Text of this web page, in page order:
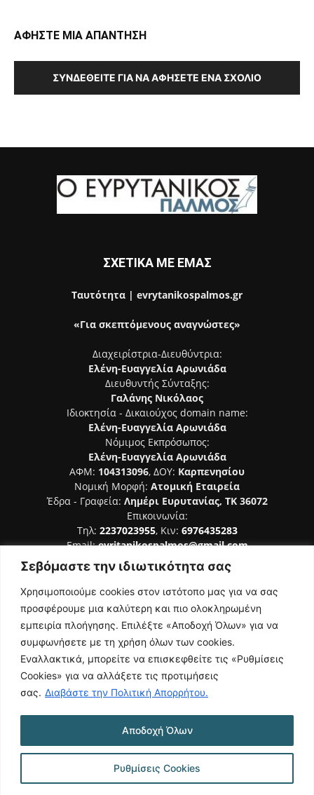
Σεβόμαστε την ιδιωτικότητα σας
Χρησιμοποιούμε cookies στον ιστότοπο μας για να σας
προσφέρουμε μια καλύτερη και πιο ολοκληρωμένη
εμπειρία πλοήγησης. Επιλέξτε «Αποδοχή Όλων» για να
συμφωνήσετε με τη χρήση όλων των cookies.
Εναλλακτικά, μπορείτε να επισκεφθείτε τις «Ρυθμίσεις
Cookies» για να αλλάξετε τις προτιμήσεις
σας. Διαβάστε την Πολιτική Απορρήτου.
Ρυθμίσεις Cookies
Αποδοχή Όλων
ΑΦΗΣΤΕ ΜΙΑ ΑΠΑΝΤΗΣΗ
ΣΥΝΔΕΘΕΊΤΕ ΓΙΑ ΝΑ ΑΦΉΣΕΤΕ ΈΝΑ ΣΧΌΛΙΟ
ΣΧΕΤΙΚΑ ΜΕ ΕΜΑΣ
Ταυτότητα | evrytanikospalmos.gr
«Για σκεπτόμενους αναγνώστες»
Διαχειρίστρια-Διευθύντρια:
Ελένη-Ευαγγελία Αρωνιάδα
Διευθυντής Σύνταξης:
Γαλάνης Νικόλαος
Ιδιοκτησία - Δικαιούχος domain name:
Ελένη-Ευαγγελία Αρωνιάδα
Νόμιμος Εκπρόσωπος:
Ελένη-Ευαγγελία Αρωνιάδα
ΑΦΜ: 104313096, ΔΟΥ: Καρπενησίου
Νομική Μορφή: Ατομική Εταιρεία
Έδρα - Γραφεία: Λημέρι Ευρυτανίας, ΤΚ 36072
Επικοινωνία:
Τηλ: 2237023955, Κιν: 6976435283
Email:evritanikospalmos@gmail.com
Αριθμός Πιστοποίησης Μ.Η.Τ. 242044
ΑΚΟΛΟΥΘΗΣΕ ΜΑΣ
Όροι Χρήσης
Κατασκευή Ιστοσελίδας | Κοκοτίνης Δημήτριος